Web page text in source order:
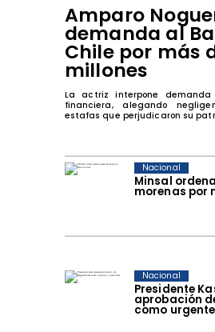
Minsal
morenas por
Nacional
Presidente
aprobación
como
Nacional
Amparo
demanda al
Chile por más
millones
La actriz interpone
financiera, alegando
estafas que perjudicaron su